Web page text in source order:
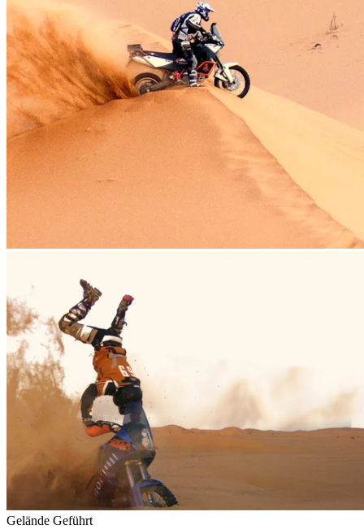
Gelände Geführt